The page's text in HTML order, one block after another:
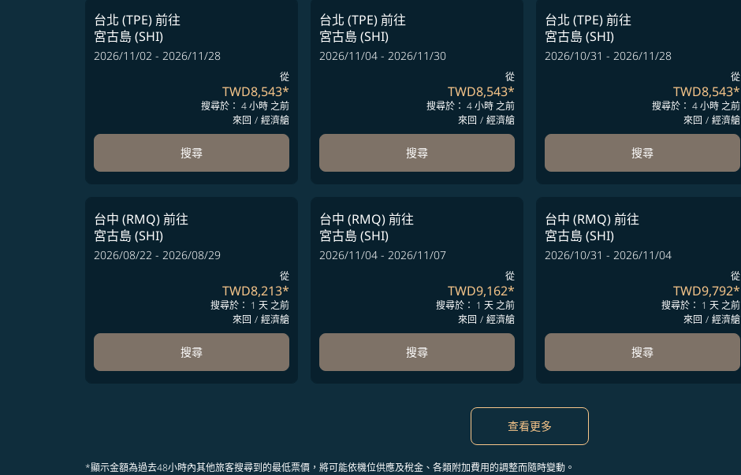
台北 (TPE)前往
宮古島 (SHI)
2026/11/02 - 2026/11/28
從
TWD8,543*
搜尋於： 4 小時 之前
來回 / 經濟艙
搜尋
台北 (TPE)前往
宮古島 (SHI)
2026/11/04 - 2026/11/30
從
TWD8,543*
搜尋於： 4 小時 之前
來回 / 經濟艙
搜尋
台北 (TPE)前往
宮古島 (SHI)
2026/10/31 - 2026/11/28
從
TWD8,543*
搜尋於： 4 小時 之前
來回 / 經濟艙
搜尋
台中 (RMQ)前往
宮古島 (SHI)
2026/08/22 - 2026/08/29
從
TWD8,213*
搜尋於： 1 天 之前
來回 / 經濟艙
搜尋
台中 (RMQ)前往
宮古島 (SHI)
2026/11/04 - 2026/11/07
從
TWD9,162*
搜尋於： 1 天 之前
來回 / 經濟艙
搜尋
台中 (RMQ)前往
宮古島 (SHI)
2026/10/31 - 2026/11/04
從
TWD9,792*
搜尋於： 1 天 之前
來回 / 經濟艙
搜尋
查看更多
*顯示金額為過去48小時內其他旅客搜尋到的最低票價，將可能依機位供應及稅金、各類附加費用的調整而隨時變動。